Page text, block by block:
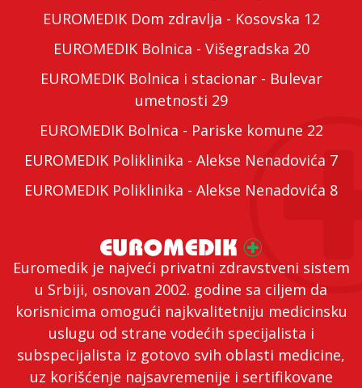
Euromedik je najveći privatni zdravstveni sistem
u Srbiji, osnovan 2002. godine sa ciljem da
korisnicima omogući najkvalitetniju medicinsku
uslugu od strane vodećih specijalista i
subspecijalista iz gotovo svih oblasti medicine,
uz korišćenje najsavremenije i sertifikovane
EUROMEDIK Dom zdravlja - Kosovska 12
EUROMEDIK Bolnica - Višegradska 20
EUROMEDIK Bolnica i stacionar - Bulevar
umetnosti 29
EUROMEDIK Bolnica - Pariske komune 22
EUROMEDIK Poliklinika - Alekse Nenadovića 7
EUROMEDIK Poliklinika - Alekse Nenadovića 8